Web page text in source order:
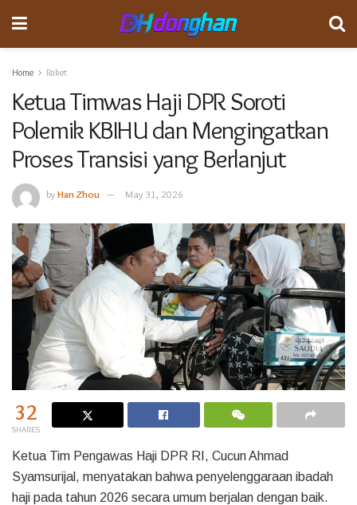
Home Raket
Ketua Timwas Haji DPR Soroti
Polemik KBIHU dan Mengingatkan
Proses Transisi yang Berlanjut
byHan Zhou May 31, 2026
32
SHARES
Ketua Tim Pengawas Haji DPR RI, Cucun Ahmad
Syamsurijal, menyatakan bahwa penyelenggaraan ibadah
haji pada tahun 2026 secara umum berjalan dengan baik.